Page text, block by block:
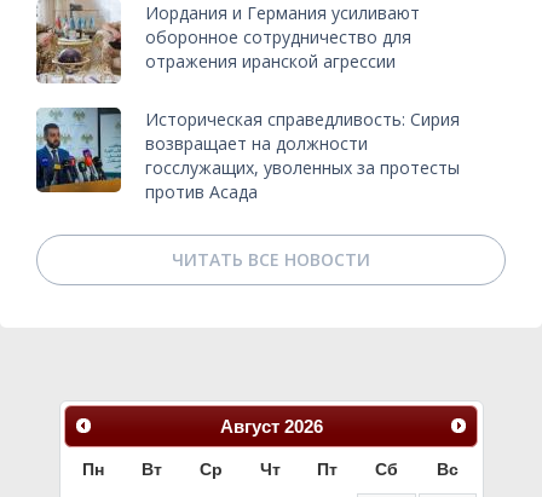
Иордания и Германия усиливают
оборонное сотрудничество для
отражения иранской агрессии
Историческая справедливость: Сирия
возвращает на должности
госслужащих, уволенных за протесты
против Асада
ЧИТАТЬ ВСЕ НОВОСТИ
Август 2026
Пн Вт Ср Чт Пт Сб Вс